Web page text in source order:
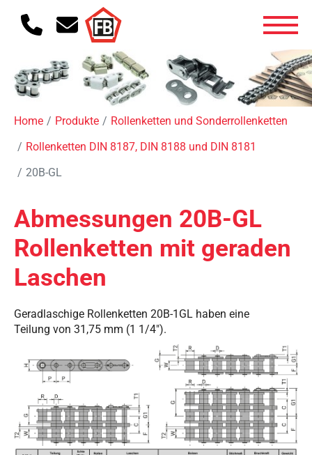
Home Produkte
Rollenketten und Sonderrollenketten
Rollenketten DIN 8187, DIN 8188 und DIN 8181
20B-GL
Abmessungen 20B-GL
Rollenketten mit geraden
Laschen
Geradlaschige Rollenketten 20B-1GL haben eine
Teilung von 31,75 mm (1 1/4").